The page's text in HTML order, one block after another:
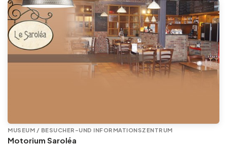
MUSEUM / BESUCHER-UND INFORMATIONSZENTRUM
Motorium Saroléa